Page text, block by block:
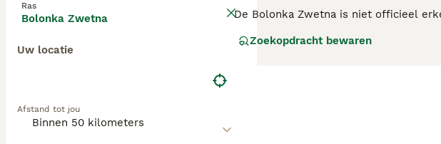
Ras
Bolonka Zwetna
Uw locatie
Afstand tot jou
De Bolonka Zwetna is niet officieel
Zwetna is een kleine gezelschapshond.
Zoekopdracht bewaren